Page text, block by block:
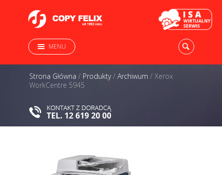
MENU
Strona Główna / Produkty/ Archiwum / Xerox
WorkCentre 5945